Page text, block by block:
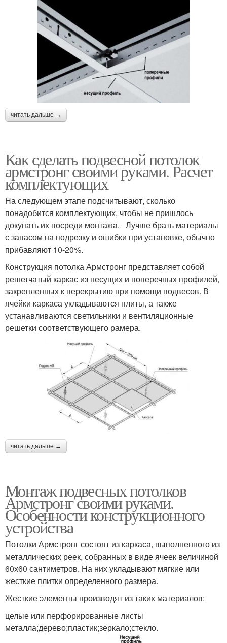
читать дальше →
Как сделать подвесной потолок
армстронг своими руками. Расчет
комплектующих
На следующем этапе подсчитывают, сколько
понадобится комплектующих, чтобы не пришлось
докупать их посреди монтажа. Лучше брать материалы
с запасом на подрезку и ошибки при установке, обычно
прибавляют 10-20%.
Конструкция потолка Армстронг представляет собой
решетчатый каркас из несущих и поперечных профилей,
закрепленных к перекрытию при помощи подвесов. В
ячейки каркаса укладываются плиты, а также
устанавливаются светильники и вентиляционные
решетки соответствующего рамера.
читать дальше →
Монтаж подвесных потолков
Армстронг своими руками.
Особенности конструкционного
устройства
Потолки Армстронг состоят из каркаса, выполненного из
металлических реек, собранных в виде ячеек величиной
60х60 сантиметров. На них укладывают мягкие или
жесткие плитки определенного размера.
Жесткие элементы производят из таких материалов:
целые или перфорированные листы
металла;дерево;пластик;зеркало;стекло.